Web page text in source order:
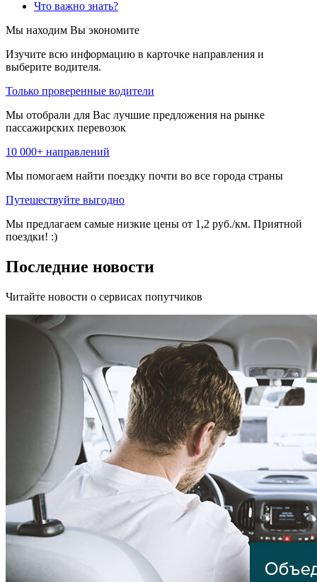
Что важно знать?
Мы находим Вы экономите
Изучите всю информацию в карточке направления и
выберите водителя.
Только проверенные водители
Мы отобрали для Вас лучшие предложения на рынке
пассажирских перевозок
10 000+ направлений
Мы помогаем найти поездку почти во все города страны
Путешествуйте выгодно
Мы предлагаем самые низкие цены от 1,2 руб./км. Приятной
поездки! :)
Последние новости
Читайте новости о сервисах попутчиков